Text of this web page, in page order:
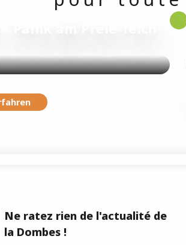
Ne ratez rien de l'actualité de
la Dombes !